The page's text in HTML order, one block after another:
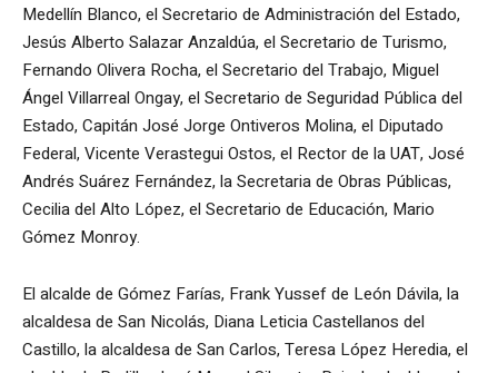
Medellín Blanco, el Secretario de Administración del Estado,
Jesús Alberto Salazar Anzaldúa, el Secretario de Turismo,
Fernando Olivera Rocha, el Secretario del Trabajo, Miguel
Ángel Villarreal Ongay, el Secretario de Seguridad Pública del
Estado, Capitán José Jorge Ontiveros Molina, el Diputado
Federal, Vicente Verastegui Ostos, el Rector de la UAT, José
Andrés Suárez Fernández, la Secretaria de Obras Públicas,
Cecilia del Alto López, el Secretario de Educación, Mario
Gómez Monroy.
El alcalde de Gómez Farías, Frank Yussef de León Dávila, la
alcaldesa de San Nicolás, Diana Leticia Castellanos del
Castillo, la alcaldesa de San Carlos, Teresa López Heredia, el